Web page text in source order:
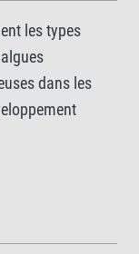
les types
dans les